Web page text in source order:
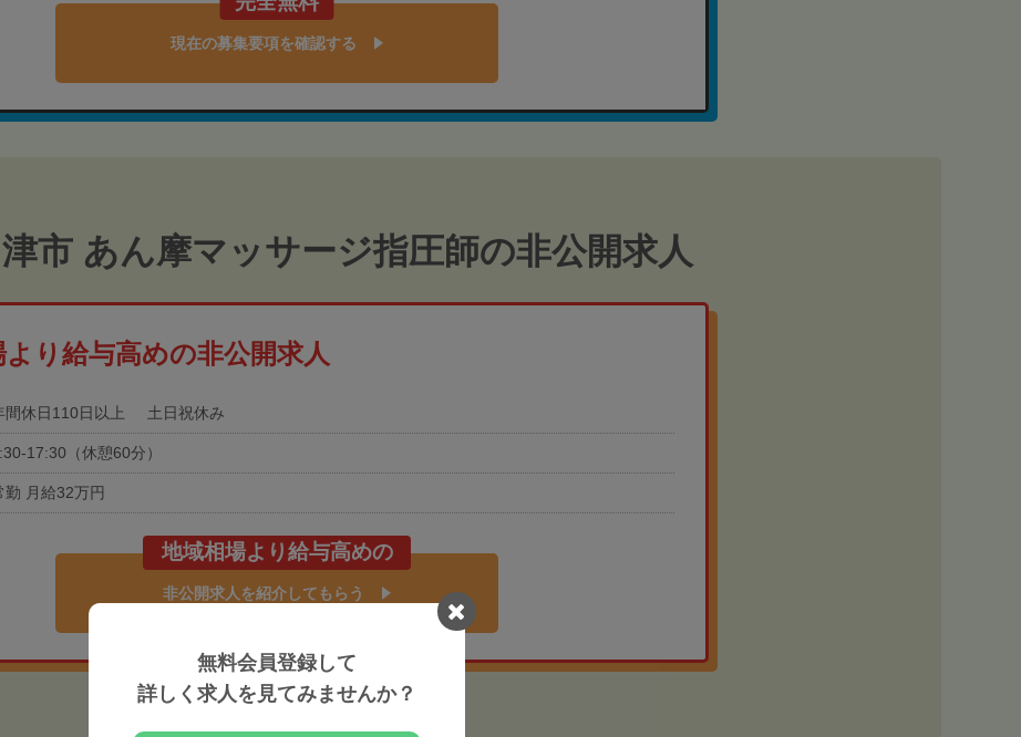
現在の募集要項を確認する
市 あん摩マッサージ指圧師の非公開求人
り給与高めの非公開求人
間休日110日以上 土日祝休み
17:30（休憩60分）
勤 月給32万円
地域相場より給与高めの
非公開求人を紹介してもらう
無料会員登録して
詳しく求人を見てみませんか？